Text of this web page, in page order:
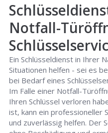
Notfall-
Ein Schlüsseldienst in Ihrer
Situationen helfen - sei es
bei Bedarf eines
Im Falle einer Notfall-
Ihren Schlüssel verloren
ist, kann ein professioneller
und zuverlässig helfen. Der